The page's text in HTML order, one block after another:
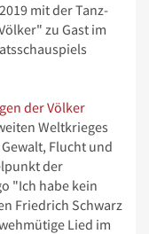
mit der Tanz-
zu Gast im
der Völker
Weltkrieges
Flucht und
der
"Ich habe kein
Friedrich Schwarz
Lied im